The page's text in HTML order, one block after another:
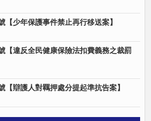
【少年保護事件禁止再行移送案】
【違反全民健康保險法扣費義務之裁罰
【辯護人對羈押處分提起準抗告案】